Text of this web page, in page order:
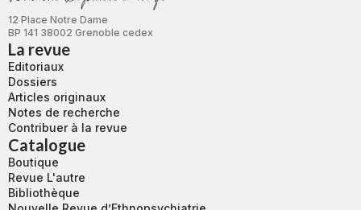
12 Place Notre Dame
BP 141 38002 Grenoble cedex
La revue
Editoriaux
Dossiers
Articles originaux
Notes de recherche
Contribuer à la revue
Catalogue
Boutique
Revue L'autre
Bibliothèque